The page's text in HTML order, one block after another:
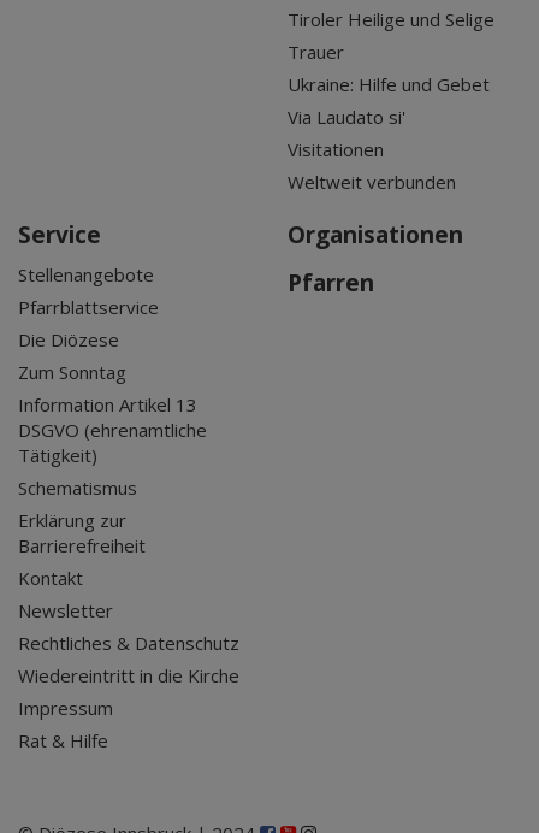
Tiroler Heilige und Selige
Trauer
Ukraine: Hilfe und Gebet
Via Laudato si'
Visitationen
Weltweit verbunden
Service
Stellenangebote
Pfarrblattservice
Die Diözese
Zum Sonntag
Information Artikel 13
DSGVO (ehrenamtliche
Tätigkeit)
Schematismus
Erklärung zur
Barrierefreiheit
Kontakt
Newsletter
Rechtliches & Datenschutz
Wiedereintritt in die Kirche
Impressum
Rat & Hilfe
Organisationen
Pfarren